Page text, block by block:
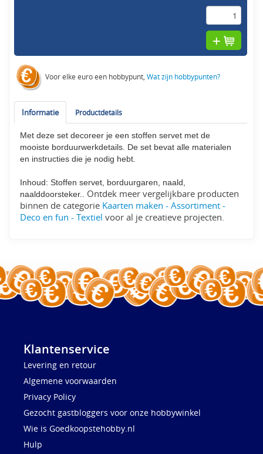
Voor elke euro een hobbypunt,Wat zijn hobbypunten?
Informatie Productdetails
Met deze set decoreer je een stoffen servet met de
mooiste borduurwerkdetails. De set bevat alle materialen
en instructies die je nodig hebt.
Inhoud: Stoffen servet, borduurgaren, naald,
naalddoorsteker. . Ontdek meer vergelijkbare producten
binnen de categorie Kaarten maken - Assortiment -
Deco en fun - Textiel voor al je creatieve projecten.
Klantenservice
Levering en retour
Algemene voorwaarden
Privacy Policy
Gezocht gastbloggers voor onze hobbywinkel
Wie is Goedkoopstehobby.nl
Hulp